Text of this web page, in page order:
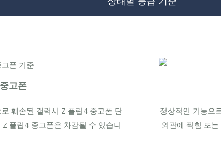
고폰
훼손된 갤럭시 Z 플립4 중고폰 단
플립4 중고폰은 차감될 수 있습니
정상적인 기능으
외관에 찍힘 또